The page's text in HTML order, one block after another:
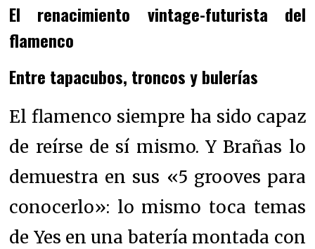
El renacimiento vintage-futurista del
flamenco
Entre tapacubos, troncos y bulerías
El flamenco siempre ha sido capaz
de reírse de sí mismo. Y Brañas lo
demuestra en sus «5 grooves para
conocerlo»: lo mismo toca temas
de Yes en una batería montada con